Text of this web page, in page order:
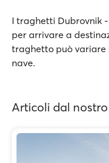
I traghetti Dubrovnik
per arrivare a
traghetto può variare
nave.
Articoli dal